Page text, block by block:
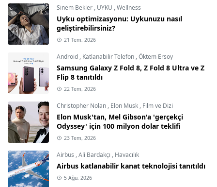
Sinem Bekler , UYKU ,Wellness
Uyku optimizasyonu: Uykunuzu nasıl
geliştirebilirsiniz?
21 Tem, 2026
Android , Katlanabilir Telefon ,Öktem Ersoy
Samsung Galaxy Z Fold 8, Z Fold 8 Ultra ve Z
Flip 8 tanıtıldı
22 Tem, 2026
Christopher Nolan , Elon Musk , Film ve Dizi
Elon Musk'tan, Mel Gibson'a 'gerçekçi
Odyssey' için 100 milyon dolar teklifi
23 Tem, 2026
Airbus ,Ali Bardakçı , Havacılık
Airbus katlanabilir kanat teknolojisi tanıtıldı
5 Ağu, 2026